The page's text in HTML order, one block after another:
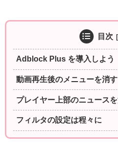
目次
Adblock Plus を導入しよう
動画再生後のメニューを消す
プレイヤー上部のニュース
フィルタの設定は程々に